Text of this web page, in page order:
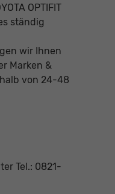
OPTIFIT
ständig
wir Ihnen
Marken &
von 24-48
Tel.: 0821-